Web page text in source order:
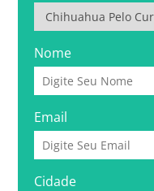
Nome
Email
Cidade